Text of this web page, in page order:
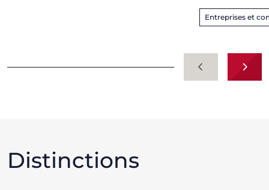
Entreprises et
Précédent
Distinctions